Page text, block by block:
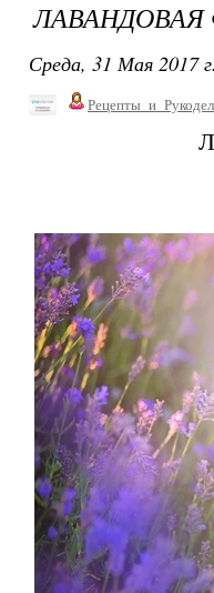
Среда, 31 Мая 2017